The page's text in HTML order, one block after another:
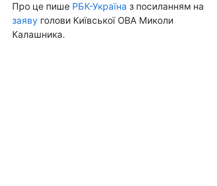
Про це пише РБК-Україна з посиланням на
заяву голови Київської ОВА Миколи
Калашника.